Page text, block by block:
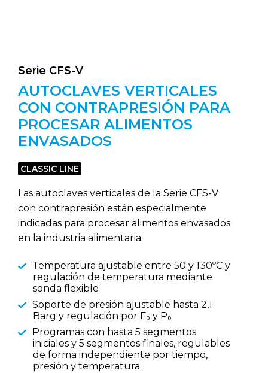
Serie CFS-V
AUTOCLAVES VERTICALES
CON CONTRAPRESIÓN PARA
PROCESAR ALIMENTOS
ENVASADOS
CLASSIC LINE
Las autoclaves verticales de la Serie CFS-V
con contrapresión están especialmente
indicadas para procesar alimentos envasados
en la industria alimentaria.
Temperatura ajustable entre 50 y 130ºC y
regulación de temperatura mediante
sonda flexible
Soporte de presión ajustable hasta 2,1
Barg y regulación por F₀ y P₀
Programas con hasta 5 segmentos
iniciales y 5 segmentos finales, regulables
de forma independiente por tiempo,
presión y temperatura